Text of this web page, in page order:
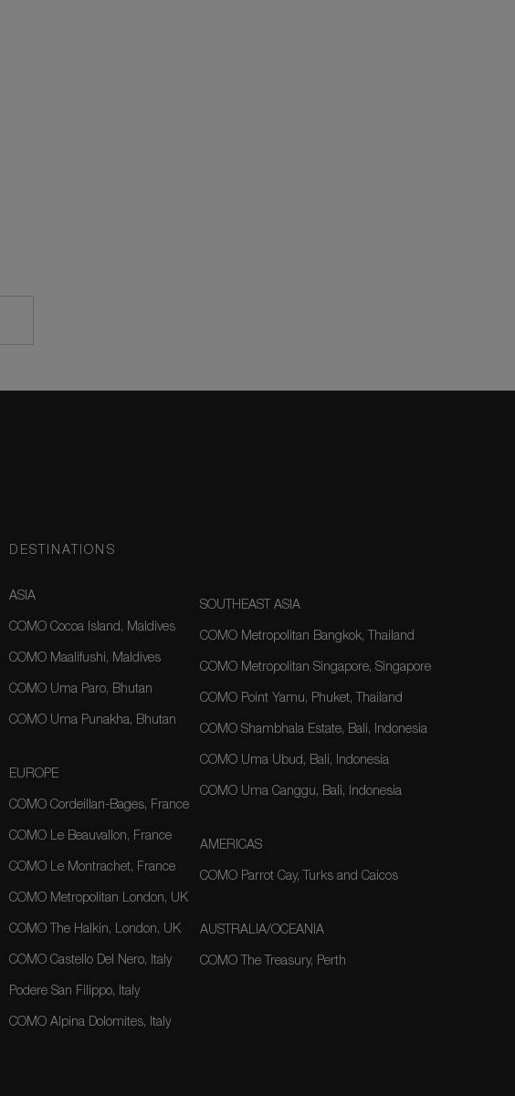
DESTINATIONS
ASIA
COMO Cocoa Island, Maldives
COMO Maalifushi, Maldives
COMO Uma Paro, Bhutan
COMO Uma Punakha, Bhutan
EUROPE
COMO Cordeillan-Bages, France
COMO Le Beauvallon, France
COMO Le Montrachet, France
COMO Metropolitan London, UK
COMO The Halkin, London, UK
COMO Castello Del Nero, Italy
Podere San Filippo, Italy
COMO Alpina Dolomites, Italy
SOUTHEAST ASIA
COMO Metropolitan Bangkok, Thailand
COMO Metropolitan Singapore, Singapore
COMO Point Yamu, Phuket, Thailand
COMO Shambhala Estate, Bali, Indonesia
COMO Uma Ubud, Bali, Indonesia
COMO Uma Canggu, Bali, Indonesia
AMERICAS
COMO Parrot Cay, Turks and Caicos
AUSTRALIA/OCEANIA
COMO The Treasury, Perth